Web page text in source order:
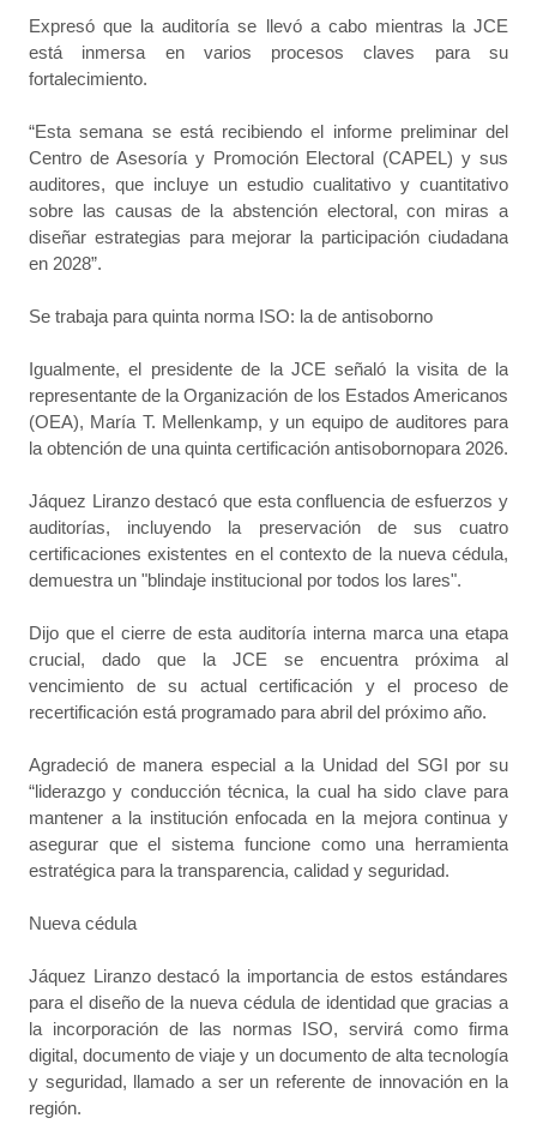
Expresó que la auditoría se llevó a cabo mientras la JCE
está inmersa en varios procesos claves para su
fortalecimiento.
“Esta semana se está recibiendo el informe preliminar del
Centro de Asesoría y Promoción Electoral (CAPEL) y sus
auditores, que incluye un estudio cualitativo y cuantitativo
sobre las causas de la abstención electoral, con miras a
diseñar estrategias para mejorar la participación ciudadana
en 2028”.
Se trabaja para quinta norma ISO: la de antisoborno
Igualmente, el presidente de la JCE señaló la visita de la
representante de la Organización de los Estados Americanos
(OEA), María T. Mellenkamp, y un equipo de auditores para
la obtención de una quinta certificación antisobornopara 2026.
Jáquez Liranzo destacó que esta confluencia de esfuerzos y
auditorías, incluyendo la preservación de sus cuatro
certificaciones existentes en el contexto de la nueva cédula,
demuestra un "blindaje institucional por todos los lares".
Dijo que el cierre de esta auditoría interna marca una etapa
crucial, dado que la JCE se encuentra próxima al
vencimiento de su actual certificación y el proceso de
recertificación está programado para abril del próximo año.
Agradeció de manera especial a la Unidad del SGI por su
“liderazgo y conducción técnica, la cual ha sido clave para
mantener a la institución enfocada en la mejora continua y
asegurar que el sistema funcione como una herramienta
estratégica para la transparencia, calidad y seguridad.
Nueva cédula
Jáquez Liranzo destacó la importancia de estos estándares
para el diseño de la nueva cédula de identidad que gracias a
la incorporación de las normas ISO, servirá como firma
digital, documento de viaje y un documento de alta tecnología
y seguridad, llamado a ser un referente de innovación en la
región.